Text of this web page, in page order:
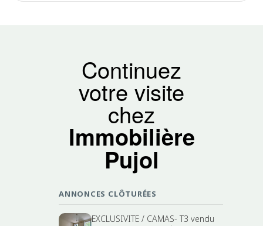
Continuez
votre visite
chez
Immobilière
Pujol
ANNONCES CLÔTURÉES
EXCLUSIVITE / CAMAS- T3 vendu